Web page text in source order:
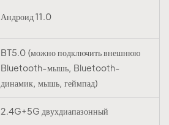
Андроид 11.0
BT5.0 (можно подключить внешнюю
Bluetooth-мышь, Bluetooth-
динамик, мышь, геймпад)
2.4G+5G двухдиапазонный